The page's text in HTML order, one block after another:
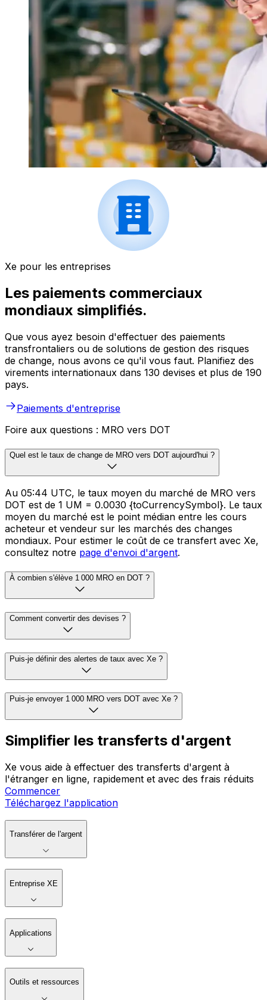
Xe pour les entreprises
Les paiements commerciaux
mondiaux simplifiés.
Que vous ayez besoin d'effectuer des paiements
transfrontaliers ou de solutions de gestion des risques
de change, nous avons ce qu'il vous faut. Planifiez des
virements internationaux dans 130 devises et plus de 190
pays.
Paiements d'entreprise
Foire aux questions : MRO vers DOT
Quel est le taux de change de MRO vers DOT aujourd'hui ?
Au 05:44 UTC, le taux moyen du marché de MRO vers
DOT est de 1 UM = 0.0030 {toCurrencySymbol}. Le taux
moyen du marché est le point médian entre les cours
acheteur et vendeur sur les marchés des changes
mondiaux. Pour estimer le coût de ce transfert avec Xe,
consultez notre page d'envoi d'argent.
À combien s'élève 1 000 MRO en DOT ?
Comment convertir des devises ?
Puis-je définir des alertes de taux avec Xe ?
Puis-je envoyer 1 000 MRO vers DOT avec Xe ?
Simplifier les transferts d'argent
Xe vous aide à effectuer des transferts d'argent à
l'étranger en ligne, rapidement et avec des frais réduits
Commencer
Téléchargez l'application
Transférer de l'argent
Entreprise XE
Applications
Outils et ressources